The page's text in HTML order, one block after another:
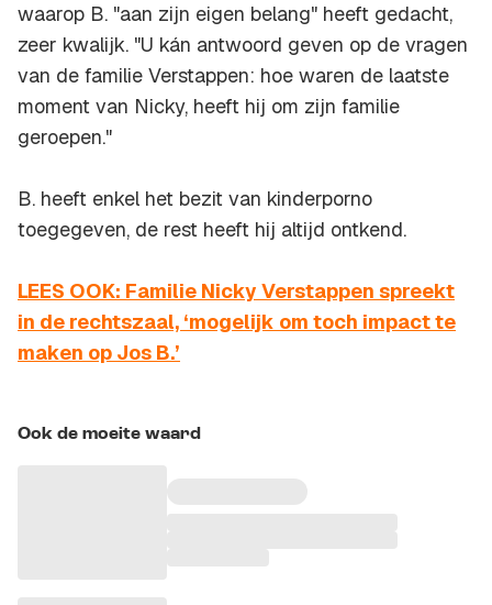
waarop B. "aan zijn eigen belang" heeft gedacht,
zeer kwalijk. "U kán antwoord geven op de vragen
van de familie Verstappen: hoe waren de laatste
moment van Nicky, heeft hij om zijn familie
geroepen."
B. heeft enkel het bezit van kinderporno
toegegeven, de rest heeft hij altijd ontkend.
LEES OOK: Familie Nicky Verstappen spreekt
in de rechtszaal, ‘mogelijk om toch impact te
maken op Jos B.’
Ook de moeite waard